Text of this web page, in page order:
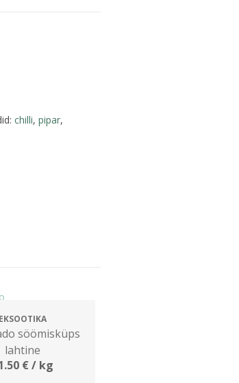
chilli, pipar,
EKSOOTIKA
söömisküps
lahtine
€/ kg